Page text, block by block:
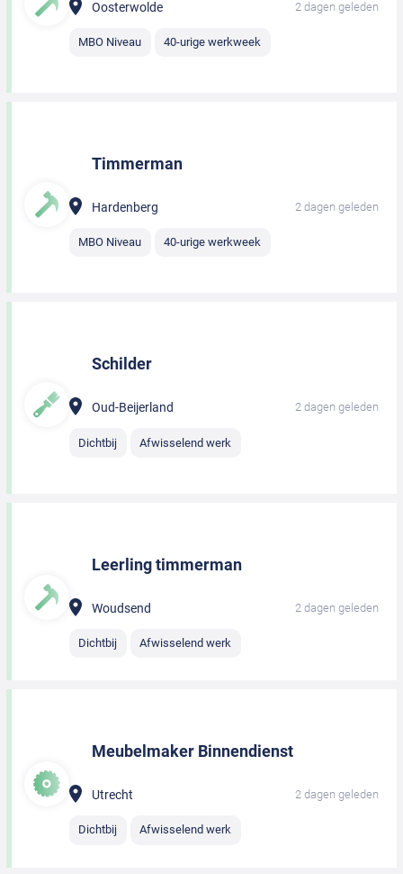
Oosterwolde 2 dagen geleden
MBO Niveau 40-urige werkweek
Timmerman
Hardenberg 2 dagen geleden
MBO Niveau 40-urige werkweek
Schilder
Oud-Beijerland 2 dagen geleden
Dichtbij Afwisselend werk
Leerling timmerman
Woudsend 2 dagen geleden
Dichtbij Afwisselend werk
Meubelmaker Binnendienst
Utrecht 2 dagen geleden
Dichtbij Afwisselend werk